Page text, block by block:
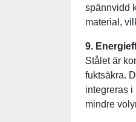
spännvidd
material,
9.
Stålet är
fuktsäkra.
integreras i
mindre